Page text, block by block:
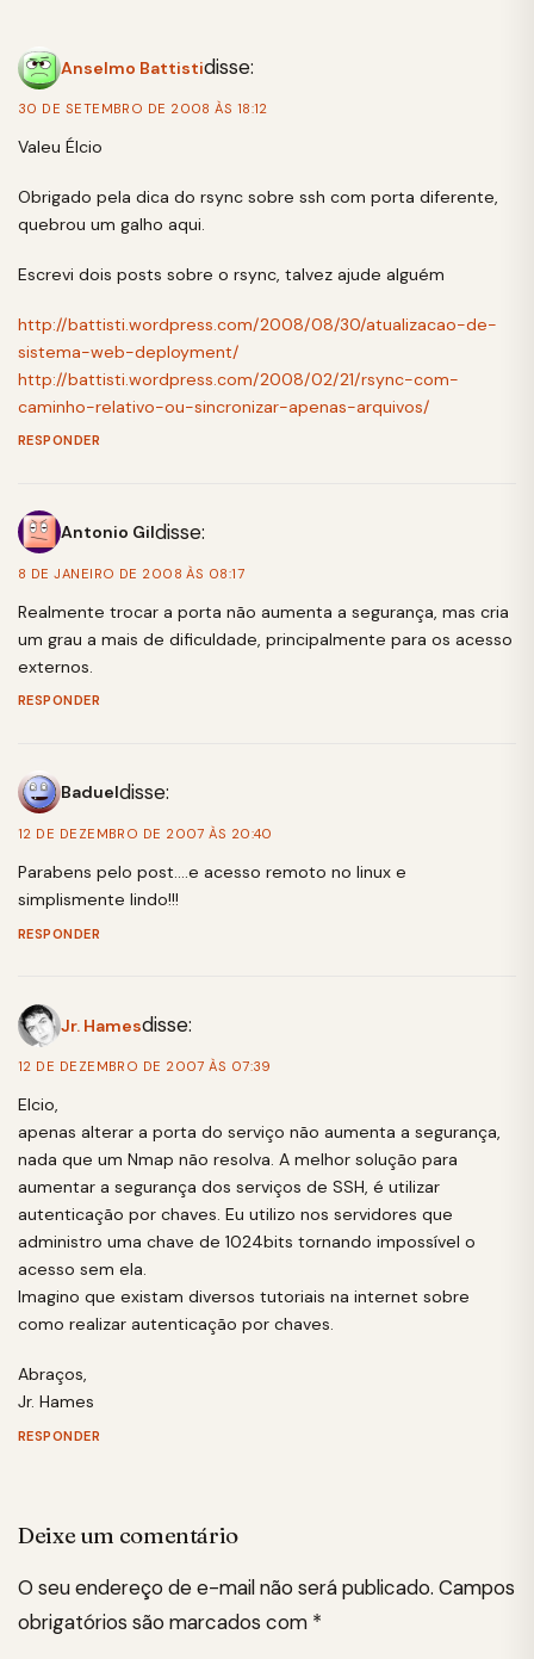
Anselmo Battistidisse:
30 DE SETEMBRO DE 2008 ÀS 18:12
Valeu Élcio
Obrigado pela dica do rsync sobre ssh com porta diferente,
quebrou um galho aqui.
Escrevi dois posts sobre o rsync, talvez ajude alguém
http://battisti.wordpress.com/2008/08/30/atualizacao-de-
sistema-web-deployment/
http://battisti.wordpress.com/2008/02/21/rsync-com-
caminho-relativo-ou-sincronizar-apenas-arquivos/
RESPONDER
Antonio Gildisse:
8 DE JANEIRO DE 2008 ÀS 08:17
Realmente trocar a porta não aumenta a segurança, mas cria
um grau a mais de dificuldade, principalmente para os acesso
externos.
RESPONDER
Badueldisse:
12 DE DEZEMBRO DE 2007 ÀS 20:40
Parabens pelo post….e acesso remoto no linux e
simplismente lindo!!!
RESPONDER
Jr. Hamesdisse:
12 DE DEZEMBRO DE 2007 ÀS 07:39
Elcio,
apenas alterar a porta do serviço não aumenta a segurança,
nada que um Nmap não resolva. A melhor solução para
aumentar a segurança dos serviços de SSH, é utilizar
autenticação por chaves. Eu utilizo nos servidores que
administro uma chave de 1024bits tornando impossível o
acesso sem ela.
Imagino que existam diversos tutoriais na internet sobre
como realizar autenticação por chaves.
Abraços,
Jr. Hames
RESPONDER
Deixe um comentário
O seu endereço de e-mail não será publicado. Campos
obrigatórios são marcados com *